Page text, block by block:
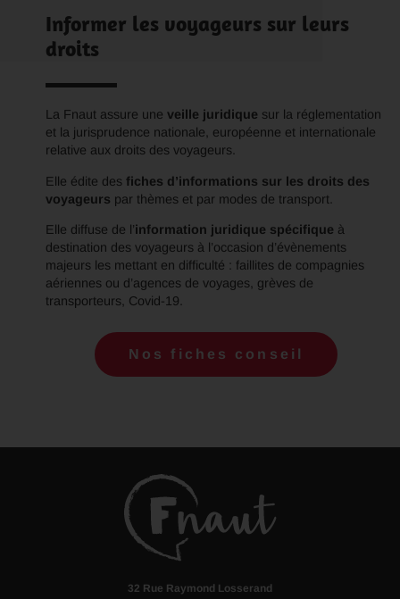
Informer les voyageurs sur leurs
droits
La Fnaut assure une veille juridique sur la réglementation
et la jurisprudence nationale, européenne et internationale
relative aux droits des voyageurs.
Elle édite des fiches d’informations sur les droits des
voyageurs par thèmes et par modes de transport.
Elle diffuse de l’information juridique spécifique à
destination des voyageurs à l’occasion d’évènements
majeurs les mettant en difficulté : faillites de compagnies
aériennes ou d’agences de voyages, grèves de
transporteurs, Covid-19.
Nos fiches conseil
32 Rue Raymond Losserand